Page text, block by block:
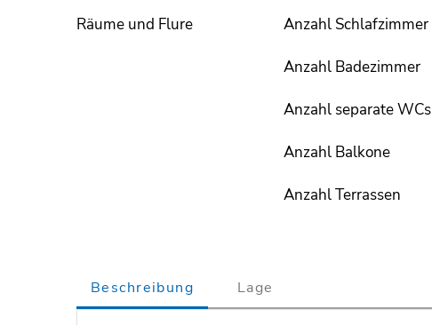
Räume und Flure Anzahl Schlafzimmer
Anzahl Badezimmer
Anzahl separate WCs
Anzahl Balkone
Anzahl Terrassen
Beschreibung Lage